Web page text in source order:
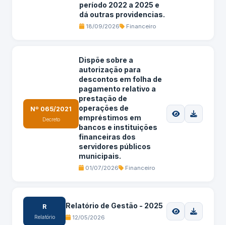
período 2022 a 2025 e
dá outras providencias.
18/09/2026 Financeiro
Nº 065/2021
Decreto
Dispõe sobre a
autorização para
descontos em folha de
pagamento relativo a
prestação de
operações de
empréstimos em
bancos e instituições
financeiras dos
servidores públicos
municipais.
01/07/2026 Financeiro
R
Relatório
Relatório de Gestão - 2025
12/05/2026